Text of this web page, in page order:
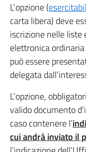
L’opzione (
carta libera) deve
iscrizione nelle liste
elettronica
può essere
delegata
L’opzione,
valido documento
caso contenere l’
cui andrà inviato il